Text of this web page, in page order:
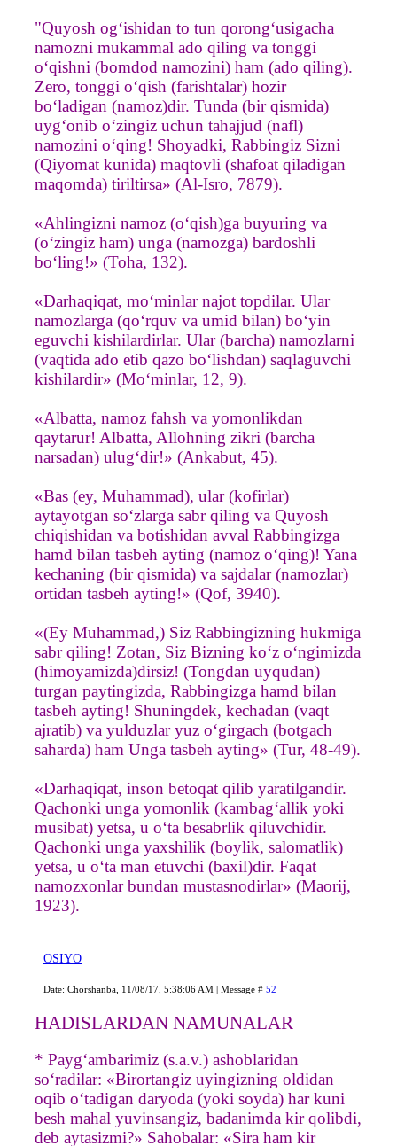
"Quyosh og‘ishidan to tun qorong‘usigacha
namozni mukammal ado qiling va tonggi
o‘qishni (bomdod namozini) ham (ado qiling).
Zero, tonggi o‘qish (farishtalar) hozir
bo‘ladigan (namoz)dir. Tunda (bir qismida)
uyg‘onib o‘zingiz uchun tahajjud (nafl)
namozini o‘qing! Shoyadki, Rabbingiz Sizni
(Qiyomat kunida) maqtovli (shafoat qiladigan
maqomda) tiriltirsa» (Al-Isro, 7879).
«Ahlingizni namoz (o‘qish)ga buyuring va
(o‘zingiz ham) unga (namozga) bardoshli
bo‘ling!» (Toha, 132).
«Darhaqiqat, mo‘minlar najot topdilar. Ular
namozlarga (qo‘rquv va umid bilan) bo‘yin
eguvchi kishilardirlar. Ular (barcha) namozlarni
(vaqtida ado etib qazo bo‘lishdan) saqlaguvchi
kishilardir» (Mo‘minlar, 12, 9).
«Albatta, namoz fahsh va yomonlikdan
qaytarur! Albatta, Allohning zikri (barcha
narsadan) ulug‘dir!» (Ankabut, 45).
«Bas (ey, Muhammad), ular (kofirlar)
aytayotgan so‘zlarga sabr qiling va Quyosh
chiqishidan va botishidan avval Rabbingizga
hamd bilan tasbeh ayting (namoz o‘qing)! Yana
kechaning (bir qismida) va sajdalar (namozlar)
ortidan tasbeh ayting!» (Qof, 3940).
«(Ey Muhammad,) Siz Rabbingizning hukmiga
sabr qiling! Zotan, Siz Bizning ko‘z o‘ngimizda
(himoyamizda)dirsiz! (Tongdan uyqudan)
turgan paytingizda, Rabbingizga hamd bilan
tasbeh ayting! Shuningdek, kechadan (vaqt
ajratib) va yulduzlar yuz o‘girgach (botgach
saharda) ham Unga tasbeh ayting» (Tur, 48-49).
«Darhaqiqat, inson betoqat qilib yaratilgandir.
Qachonki unga yomonlik (kambag‘allik yoki
musibat) yetsa, u o‘ta besabrlik qiluvchidir.
Qachonki unga yaxshilik (boylik, salomatlik)
yetsa, u o‘ta man etuvchi (baxil)dir. Faqat
namozxonlar bundan mustasnodirlar» (Maorij,
1923).
OSIYO
Date: Chorshanba, 11/08/17, 5:38:06 AM | Message # 52
HADISLARDAN NAMUNALAR
* Payg‘ambarimiz (s.a.v.) ashoblaridan
so‘radilar: «Birortangiz uyingizning oldidan
oqib o‘tadigan daryoda (yoki soyda) har kuni
besh mahal yuvinsangiz, badanimda kir qolibdi,
deb aytasizmi?» Sahobalar: «Sira ham kir